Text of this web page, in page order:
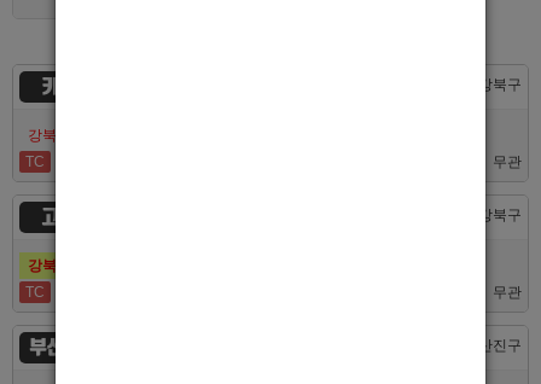
카지노 서울 > 강북구
강북호빠 No1 남보도 프라다 성북, 노원, 강북, 수유 원콜
TC
무관
고추밭 서울 > 강북구
강북호빠 1등 수유 남자도우미(호빠) 고추밭에서 선수 구합니다
TC
무관
부산서면루나 부산 > 부산진구